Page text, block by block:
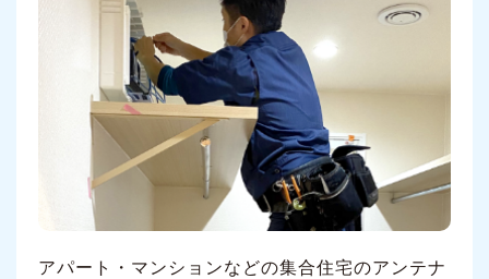
アパート・マンションなどの集合住宅のアンテナ